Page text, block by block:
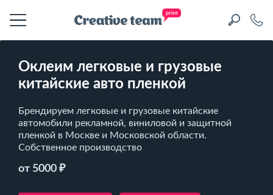
Оклеим легковые и грузовые
китайские авто пленкой
Брендируем легковые и грузовые китайские
автомобили рекламной, виниловой и защитной
пленкой в Москве и Московской области.
Собственное производство
от 5000 ₽